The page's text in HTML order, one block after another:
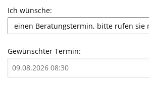
Ich wünsche:
Gewünschter Termin: